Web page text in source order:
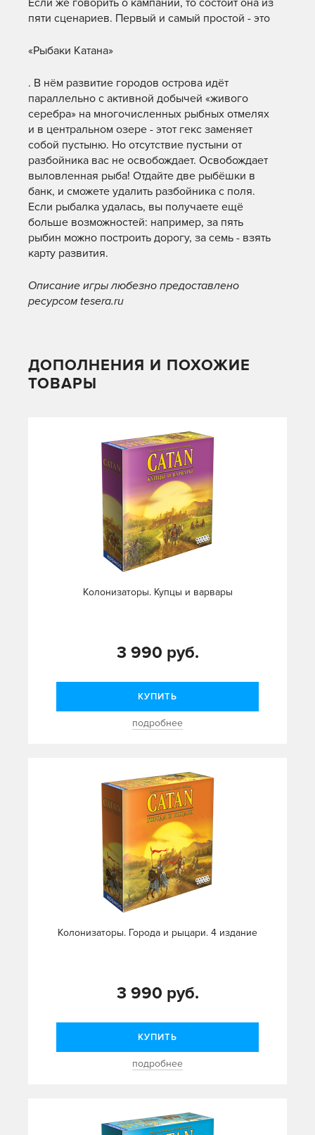
Если же говорить о кампании, то состоит она из
пяти сценариев. Первый и самый простой - это
«Рыбаки Катана»
. В нём развитие городов острова идёт
параллельно с активной добычей «живого
серебра» на многочисленных рыбных отмелях
и в центральном озере - этот гекс заменяет
собой пустыню. Но отсутствие пустыни от
разбойника вас не освобождает. Освобождает
выловленная рыба! Отдайте две рыбёшки в
банк, и сможете удалить разбойника с поля.
Если рыбалка удалась, вы получаете ещё
больше возможностей: например, за пять
рыбин можно построить дорогу, за семь - взять
карту развития.
Описание игры любезно предоставлено
ресурсом tesera.ru
ДОПОЛНЕНИЯ И ПОХОЖИЕ
ТОВАРЫ
Колонизаторы. Купцы и варвары
3 990 руб.
КУПИТЬ
подробнее
Колонизаторы. Города и рыцари. 4 издание
3 990 руб.
КУПИТЬ
подробнее